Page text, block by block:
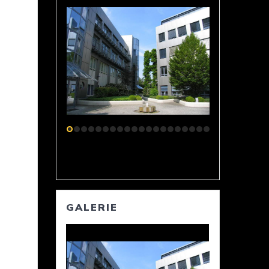
GALERIE